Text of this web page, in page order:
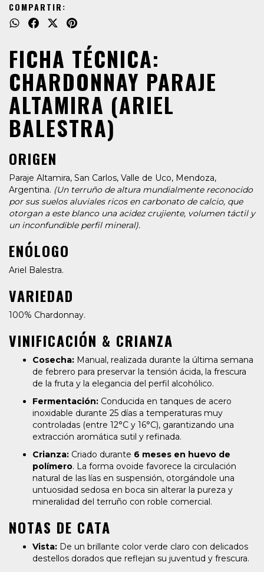
COMPARTIR:
FICHA TÉCNICA:
CHARDONNAY PARAJE
ALTAMIRA (ARIEL
BALESTRA)
ORIGEN
Paraje Altamira, San Carlos, Valle de Uco, Mendoza,
Argentina. (Un terruño de altura mundialmente reconocido
por sus suelos aluviales ricos en carbonato de calcio, que
otorgan a este blanco una acidez crujiente, volumen táctil y
un inconfundible perfil mineral).
ENÓLOGO
Ariel Balestra.
VARIEDAD
100% Chardonnay.
VINIFICACIÓN & CRIANZA
Cosecha: Manual, realizada durante la última semana
de febrero para preservar la tensión ácida, la frescura
de la fruta y la elegancia del perfil alcohólico.
Fermentación: Conducida en tanques de acero
inoxidable durante 25 días a temperaturas muy
controladas (entre 12°C y 16°C), garantizando una
extracción aromática sutil y refinada.
Crianza: Criado durante 6 meses en huevo de
polímero. La forma ovoide favorece la circulación
natural de las lías en suspensión, otorgándole una
untuosidad sedosa en boca sin alterar la pureza y
mineralidad del terruño con roble comercial.
NOTAS DE CATA
Vista: De un brillante color verde claro con delicados
destellos dorados que reflejan su juventud y frescura.